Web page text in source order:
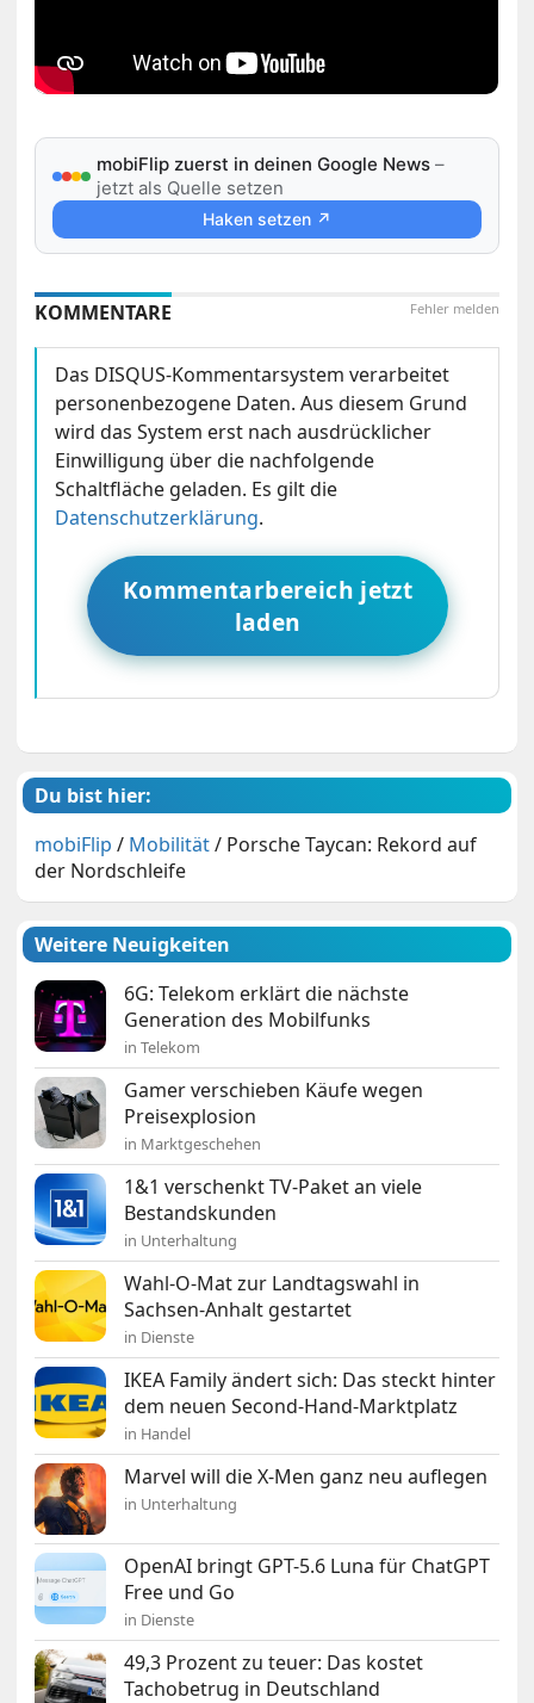
mobiFlip zuerst in deinen Google News –
jetzt als Quelle setzen
Haken setzen ↗
Fehler melden
KOMMENTARE
Das DISQUS-Kommentarsystem verarbeitet
personenbezogene Daten. Aus diesem Grund
wird das System erst nach ausdrücklicher
Einwilligung über die nachfolgende
Schaltfläche geladen. Es gilt die
Datenschutzerklärung.
Kommentarbereich jetzt
laden
Du bist hier:
mobiFlip / Mobilität/ Porsche Taycan: Rekord auf
der Nordschleife
Weitere Neuigkeiten
6G: Telekom erklärt die nächste
Generation des Mobilfunks
in Telekom
Gamer verschieben Käufe wegen
Preisexplosion
in Marktgeschehen
1&1 verschenkt TV-Paket an viele
Bestandskunden
in Unterhaltung
Wahl-O-Mat zur Landtagswahl in
Sachsen-Anhalt gestartet
in Dienste
IKEA Family ändert sich: Das steckt hinter
dem neuen Second-Hand-Marktplatz
in Handel
Marvel will die X-Men ganz neu auflegen
in Unterhaltung
OpenAI bringt GPT-5.6 Luna für ChatGPT
Free und Go
in Dienste
49,3 Prozent zu teuer: Das kostet
Tachobetrug in Deutschland